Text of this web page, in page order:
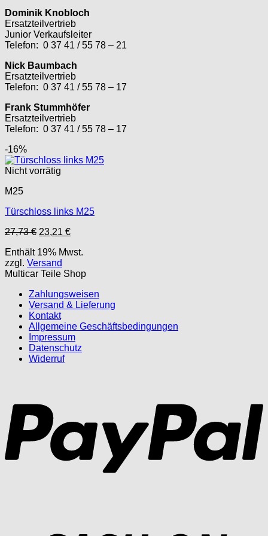
Dominik Knobloch
Ersatzteilvertrieb
Junior Verkaufsleiter
Telefon: 0 37 41 / 55 78 – 21
Nick Baumbach
Ersatzteilvertrieb
Telefon: 0 37 41 / 55 78 – 17
Frank Stummhöfer
Ersatzteilvertrieb
Telefon: 0 37 41 / 55 78 – 17
-16%
Nicht vorrätig
M25
Türschloss links M25
27,73€ Ursprünglicher
war:
27,73 €
23,21 €Aktueller
ist:
Enthält 19% Mwst.
zzgl. Versand
Multicar Teile Shop
Zahlungsweisen
Versand & Lieferung
Kontakt
Allgemeine Geschäftsbedingungen
Impressum
Datenschutz
Widerruf